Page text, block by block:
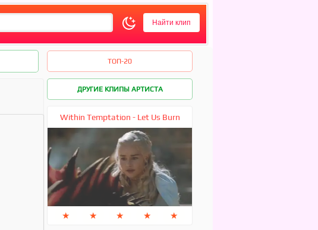
ТОП-20
ДРУГИЕ КЛИПЫ АРТИСТА
Within Temptation - Let Us Burn
★ ★ ★ ★ ★